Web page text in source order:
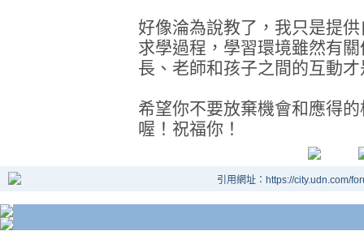
好像淪為說教了，我只是提
求學過程，學習環境雖然有
長、老師和孩子之間的互動
希望你不要放棄機會和應得
喔！祝福你！
引用網址：https://city.udn.com/